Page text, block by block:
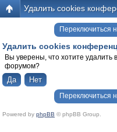
Удалить cookies
Переключиться
Удалить cookies
Вы уверены, что хотите
форумом?
Переключиться
Powered by phpBB © phpBB Group.